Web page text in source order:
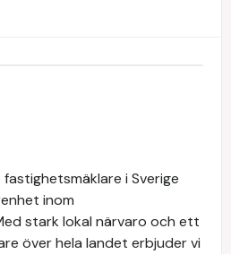
i Sverige
inom
stark lokal närvaro och ett
över hela landet erbjuder vi